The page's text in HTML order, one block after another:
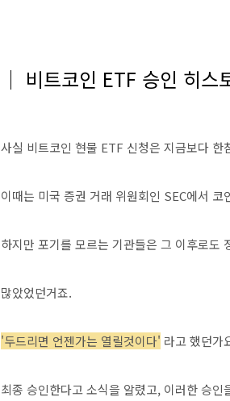
│ 비트코인 ETF 승인 히스
사실 비트코인 현물 ETF 신청은 지금보다
이때는 미국 증권 거래 위원회인 SEC에서
하지만 포기를 모르는 기관들은 그 이후로도
많았었던거죠.
'두드리면 언젠가는 열릴것이다' 라고 했던가
최종 승인한다고 소식을 알렸고, 이러한 승